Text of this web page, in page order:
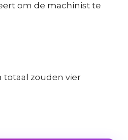
om de machinist te
totaal zouden vier